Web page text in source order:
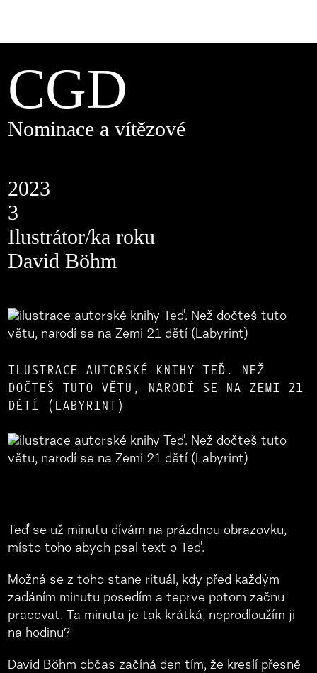
CGD
Nominace a vítězové
2023
3
Ilustrátor/ka roku
David Böhm
ILUSTRACE AUTORSKÉ KNIHY TEĎ. NEŽ
DOČTEŠ TUTO VĚTU, NARODÍ SE NA ZEMI 21
DĚTÍ (LABYRINT)
Teď se už minutu dívám na prázdnou obrazovku,
místo toho abych psal text o Teď.
Možná se z toho stane rituál, kdy před každým
zadáním minutu posedím a teprve potom začnu
pracovat. Ta minuta je tak krátká, neprodloužím ji
na hodinu?
David Böhm občas začíná den tím, že kreslí přesně